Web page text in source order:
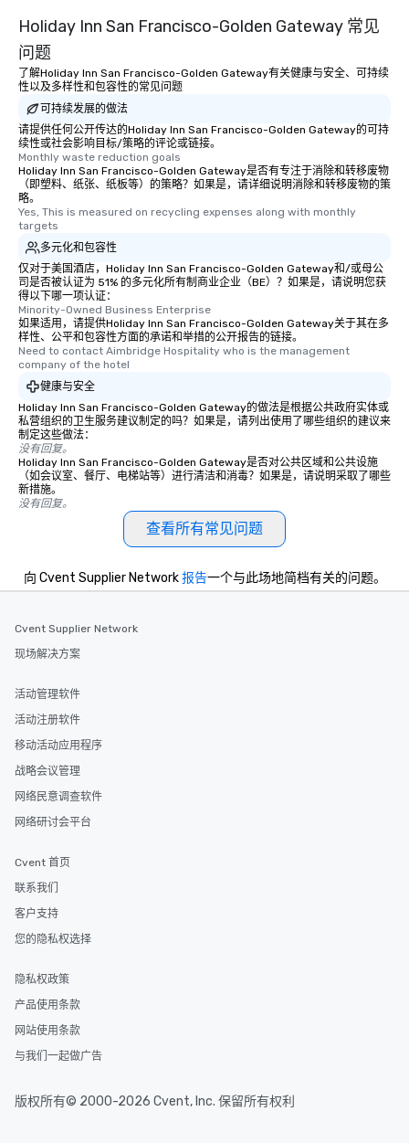
Holiday Inn San Francisco-Golden Gateway 常见
问题
了解Holiday Inn San Francisco-Golden Gateway有关健康与安全、可持续
性以及多样性和包容性的常见问题
可持续发展的做法
请提供任何公开传达的Holiday Inn San Francisco-Golden Gateway的可持
续性或社会影响目标/策略的评论或链接。
Monthly waste reduction goals
Holiday Inn San Francisco-Golden Gateway是否有专注于消除和转移废物
（即塑料、纸张、纸板等）的策略？如果是，请详细说明消除和转移废物的策
略。
Yes, This is measured on recycling expenses along with monthly
targets
多元化和包容性
仅对于美国酒店，Holiday Inn San Francisco-Golden Gateway和/或母公
司是否被认证为 51% 的多元化所有制商业企业（BE）？如果是，请说明您获
得以下哪一项认证：
Minority-Owned Business Enterprise
如果适用，请提供Holiday Inn San Francisco-Golden Gateway关于其在多
样性、公平和包容性方面的承诺和举措的公开报告的链接。
Need to contact Aimbridge Hospitality who is the management
company of the hotel
健康与安全
Holiday Inn San Francisco-Golden Gateway的做法是根据公共政府实体或
私营组织的卫生服务建议制定的吗？如果是，请列出使用了哪些组织的建议来
制定这些做法：
没有回复。
Holiday Inn San Francisco-Golden Gateway是否对公共区域和公共设施
（如会议室、餐厅、电梯站等）进行清洁和消毒？如果是，请说明采取了哪些
新措施。
没有回复。
查看所有常见问题
向 Cvent Supplier Network报告一个与此场地简档有关的问题。
Cvent Supplier Network
现场解决方案
活动管理软件
活动注册软件
移动活动应用程序
战略会议管理
网络民意调查软件
网络研讨会平台
Cvent 首页
联系我们
客户支持
您的隐私权选择
隐私权政策
产品使用条款
网站使用条款
与我们一起做广告
版权所有© 2000-2026 Cvent, Inc. 保留所有权利